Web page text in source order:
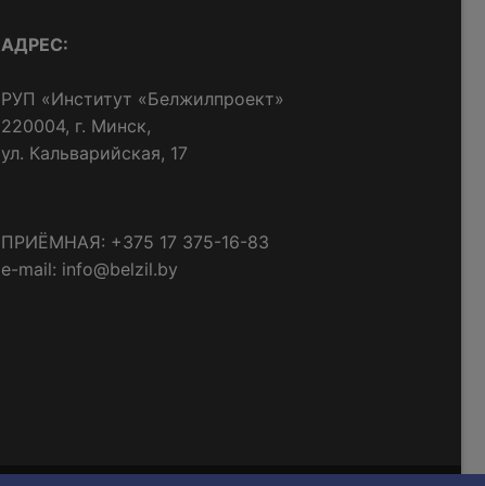
АДРЕС:
РУП «Институт «Белжилпроект»
220004, г. Минск,
ул. Кальварийская, 17
ПРИЁМНАЯ: +375 17 375-16-83
e-mail: info@belzil.by